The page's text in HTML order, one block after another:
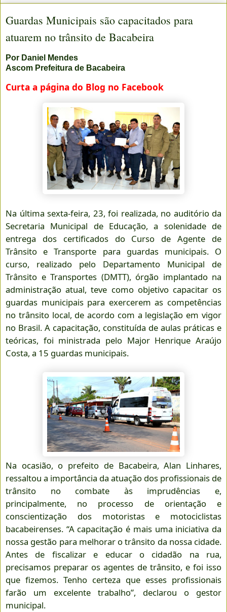
Guardas Municipais são capacitados para
atuarem no trânsito de Bacabeira
Por Daniel Mendes
Ascom Prefeitura de Bacabeira
Curta a página do Blog no Facebook
Na última sexta-feira, 23, foi realizada, no auditório da
Secretaria Municipal de Educação, a solenidade de
entrega dos certificados do Curso de Agente de
Trânsito e Transporte para guardas municipais. O
curso, realizado pelo Departamento Municipal de
Trânsito e Transportes (DMTT), órgão implantado na
administração atual, teve como objetivo capacitar os
guardas municipais para exercerem as competências
no trânsito local, de acordo com a legislação em vigor
no Brasil. A capacitação, constituída de aulas práticas e
teóricas, foi ministrada pelo Major Henrique Araújo
Costa, a 15 guardas municipais.
Na ocasião, o prefeito de Bacabeira, Alan Linhares,
ressaltou a importância da atuação dos profissionais de
trânsito no combate às imprudências e,
principalmente, no processo de orientação e
conscientização dos motoristas e motociclistas
bacabeirenses. “A capacitação é mais uma iniciativa da
nossa gestão para melhorar o trânsito da nossa cidade.
Antes de fiscalizar e educar o cidadão na rua,
precisamos preparar os agentes de trânsito, e foi isso
que fizemos. Tenho certeza que esses profissionais
farão um excelente trabalho”, declarou o gestor
municipal.